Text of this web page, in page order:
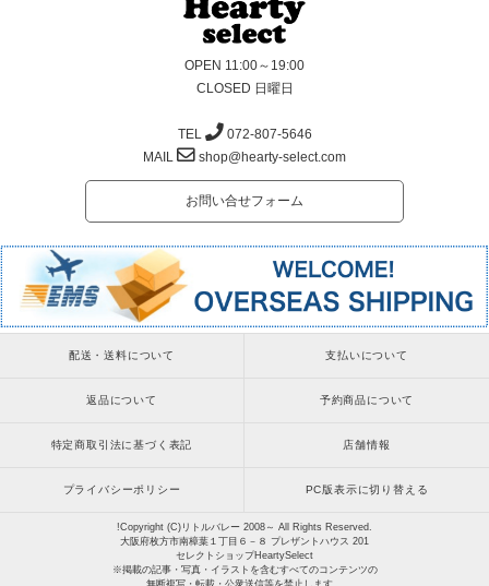
OPEN 11:00～19:00
CLOSED 日曜日
TEL
072-807-5646
MAIL
shop@hearty-select.com
お問い合せフォーム
配送・送料について 支払いについて
返品について 予約商品について
特定商取引法に基づく表記 店舗情報
プライバシーポリシー PC版表示に切り替える
!Copyright (C)リトルバレー 2008～ All Rights Reserved.
大阪府枚方市南樟葉１丁目６－８ プレザントハウス 201
セレクトショップHeartySelect
※掲載の記事・写真・イラストを含むすべてのコンテンツの